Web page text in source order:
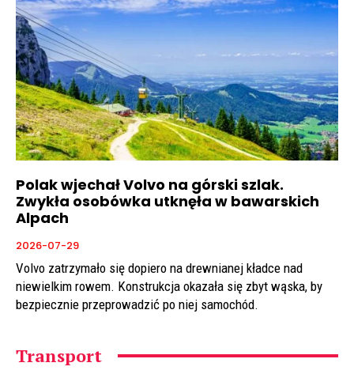
Polak wjechał Volvo na górski szlak.
Zwykła osobówka utknęła w bawarskich
Alpach
2026-07-29
Volvo zatrzymało się dopiero na drewnianej kładce nad
niewielkim rowem. Konstrukcja okazała się zbyt wąska, by
bezpiecznie przeprowadzić po niej samochód.
Transport